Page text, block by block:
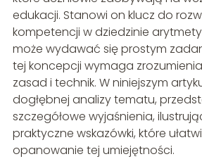
edukacji. Stanowi on klucz do
kompetencji w dziedzinie
może wydawać się prostym
tej koncepcji wymaga
zasad i technik. W niniejszym
dogłębnej analizy tematu,
szczegółowe wyjaśnienia,
praktyczne wskazówki, które
opanowanie tej umiejętności.